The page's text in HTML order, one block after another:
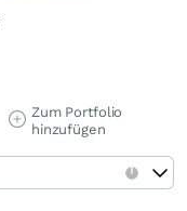
Zum Portfolio
hinzufügen